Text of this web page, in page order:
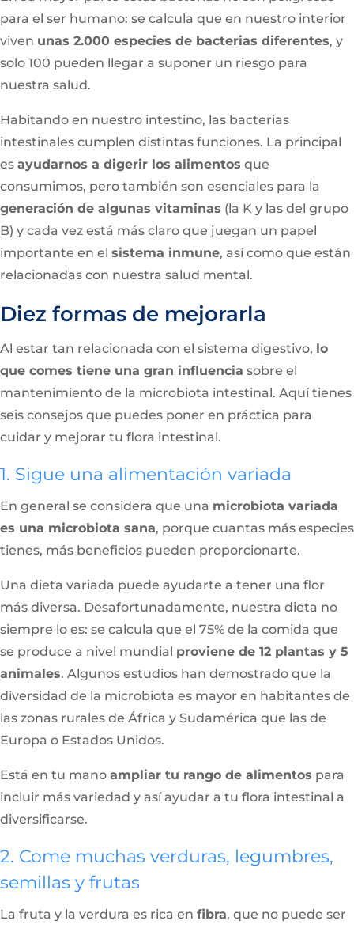
para el ser humano: se calcula que en nuestro interior
viven unas 2.000 especies de bacterias diferentes, y
solo 100 pueden llegar a suponer un riesgo para
nuestra salud.
Habitando en nuestro intestino, las bacterias
intestinales cumplen distintas funciones. La principal
es ayudarnos a digerir los alimentos que
consumimos, pero también son esenciales para la
generación de algunas vitaminas (la K y las del grupo
B) y cada vez está más claro que juegan un papel
importante en el sistema inmune, así como que están
relacionadas con nuestra salud mental.
Diez formas de mejorarla
Al estar tan relacionada con el sistema digestivo, lo
que comes tiene una gran influencia sobre el
mantenimiento de la microbiota intestinal. Aquí tienes
seis consejos que puedes poner en práctica para
cuidar y mejorar tu flora intestinal.
1. Sigue una alimentación variada
En general se considera que una microbiota variada
es una microbiota sana, porque cuantas más especies
tienes, más beneficios pueden proporcionarte.
Una dieta variada puede ayudarte a tener una flor
más diversa. Desafortunadamente, nuestra dieta no
siempre lo es: se calcula que el 75% de la comida que
se produce a nivel mundial proviene de 12 plantas y 5
animales. Algunos estudios han demostrado que la
diversidad de la microbiota es mayor en habitantes de
las zonas rurales de África y Sudamérica que las de
Europa o Estados Unidos.
Está en tu mano ampliar tu rango de alimentos para
incluir más variedad y así ayudar a tu flora intestinal a
diversificarse.
2. Come muchas verduras, legumbres,
semillas y frutas
La fruta y la verdura es rica en fibra, que no puede ser